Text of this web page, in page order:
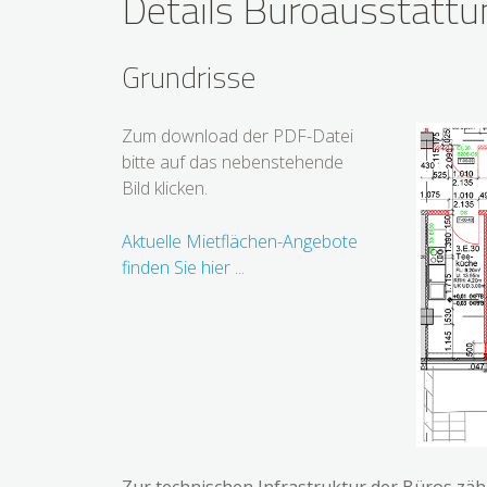
Grundrisse
Zum download der PDF-Datei
bitte auf das nebenstehende
Bild klicken.
Aktuelle Mietflächen-Angebote
finden Sie hier ...